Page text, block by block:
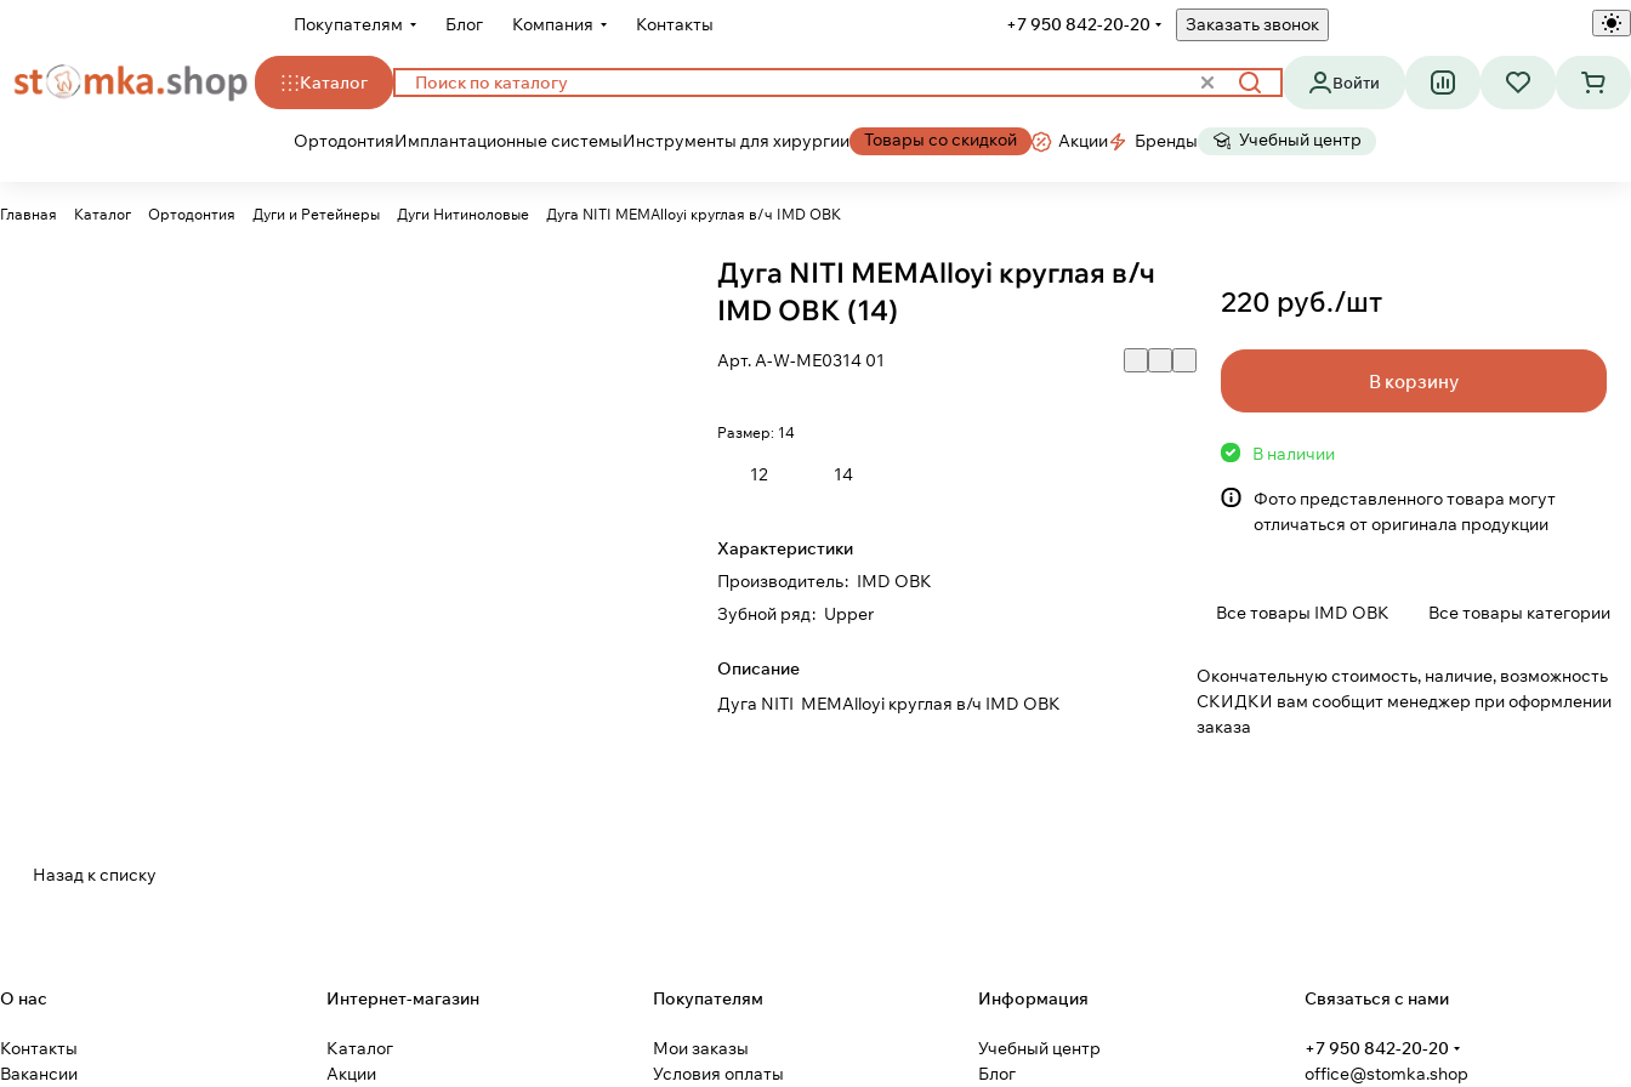
Покупателям Блог Компания Контакты +7 950 842-20-20 Заказать звонок
Каталог Войти
ОртодонтияИмплантационные системыИнструменты для хирургии Товары со скидкой Акции Бренды Учебный центр
Главная Каталог Ортодонтия Дуги и Ретейнеры Дуги Нитиноловые Дуга NITI MEMAlloyi круглая в/ч IMD ОВК
Дуга NITI MEMAlloyi круглая в/ч
IMD ОВК (14)
Арт.A-W-ME0314 01
Размер: 14
12 14
Характеристики
Производитель: IMD ОВК
Зубной ряд: Upper
Описание
Дуга NITI MEMAlloyi круглая в/ч IMD ОВК
220 руб./шт
В корзину
В наличии
Фото представленного товара могут
отличаться от оригинала продукции
Все товары IMD ОВК Все товары категории
Окончательную стоимость, наличие, возможность
СКИДКИ вам сообщит менеджер при оформлении
заказа
Назад к списку
О нас
Контакты
Вакансии
Интернет-магазин
Каталог
Акции
Покупателям
Мои заказы
Условия оплаты
Информация
Учебный центр
Блог
Связаться с нами
+7 950 842-20-20
office@stomka.shop